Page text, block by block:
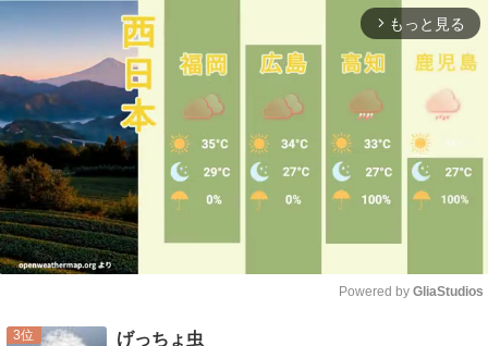
arrow_forward_ios もっと見る
Powered by GliaStudios
3 げっちょ虫